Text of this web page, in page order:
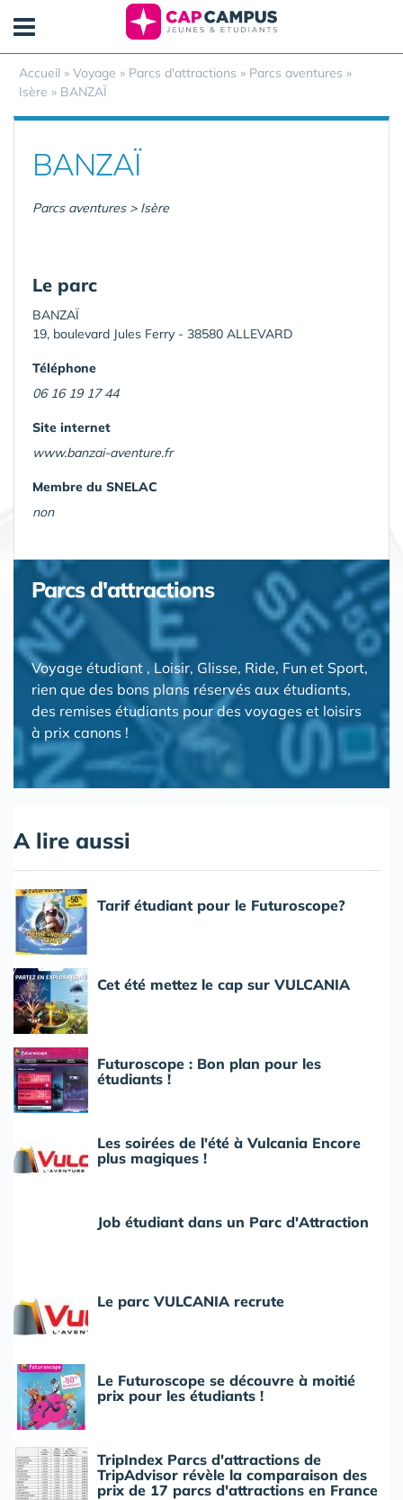
Accueil » Voyage » Parcs d'attractions » Parcs aventures »
Isère » BANZAÏ
BANZAÏ
Parcs aventures > Isère
Le parc
BANZAÏ
19, boulevard Jules Ferry - 38580 ALLEVARD
Téléphone
06 16 19 17 44
Site internet
www.banzai-aventure.fr
Membre du SNELAC
non
Parcs d'attractions
Voyage étudiant , Loisir, Glisse, Ride, Fun et Sport,
rien que des bons plans réservés aux étudiants,
des remises étudiants pour des voyages et loisirs
à prix canons !
A lire aussi
Tarif étudiant pour le Futuroscope?
Cet été mettez le cap sur VULCANIA
Futuroscope : Bon plan pour les
étudiants !
Les soirées de l'été à Vulcania Encore
plus magiques !
Job étudiant dans un Parc d'Attraction
Le parc VULCANIA recrute
Le Futuroscope se découvre à moitié
prix pour les étudiants !
TripIndex Parcs d'attractions de
TripAdvisor révèle la comparaison des
prix de 17 parcs d'attractions en France
Panneau de gestion des cookies